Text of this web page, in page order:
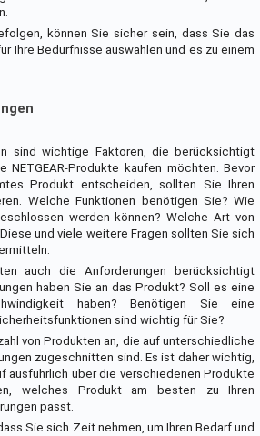
können Sie sicher sein, dass Sie das
Ihre Bedürfnisse auswählen und es zu einem
sind wichtige Faktoren, die berücksichtigt
NETGEAR-Produkte kaufen möchten. Bevor
Produkt entscheiden, sollten Sie Ihren
Welche Funktionen benötigen Sie? Wie
werden können? Welche Art von
und viele weitere Fragen sollten Sie sich
auch die Anforderungen berücksichtigt
haben Sie an das Produkt? Soll es eine
haben? Benötigen Sie eine
sind wichtig für Sie?
von Produkten an, die auf unterschiedliche
zugeschnitten sind. Es ist daher wichtig,
ausführlich über die verschiedenen Produkte
welches Produkt am besten zu Ihren
passt.
Sie sich Zeit nehmen, um Ihren Bedarf und